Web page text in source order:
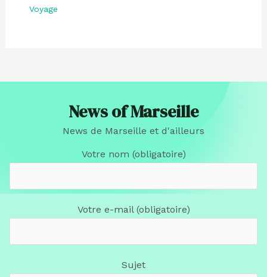
Voyage
News of Marseille
News de Marseille et d'ailleurs
Votre nom (obligatoire)
Votre e-mail (obligatoire)
Sujet